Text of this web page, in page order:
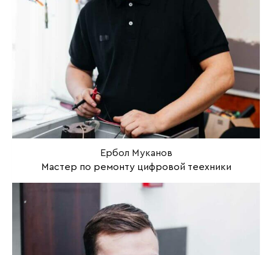
Ербол Муканов
Мастер по ремонту цифровой теехники